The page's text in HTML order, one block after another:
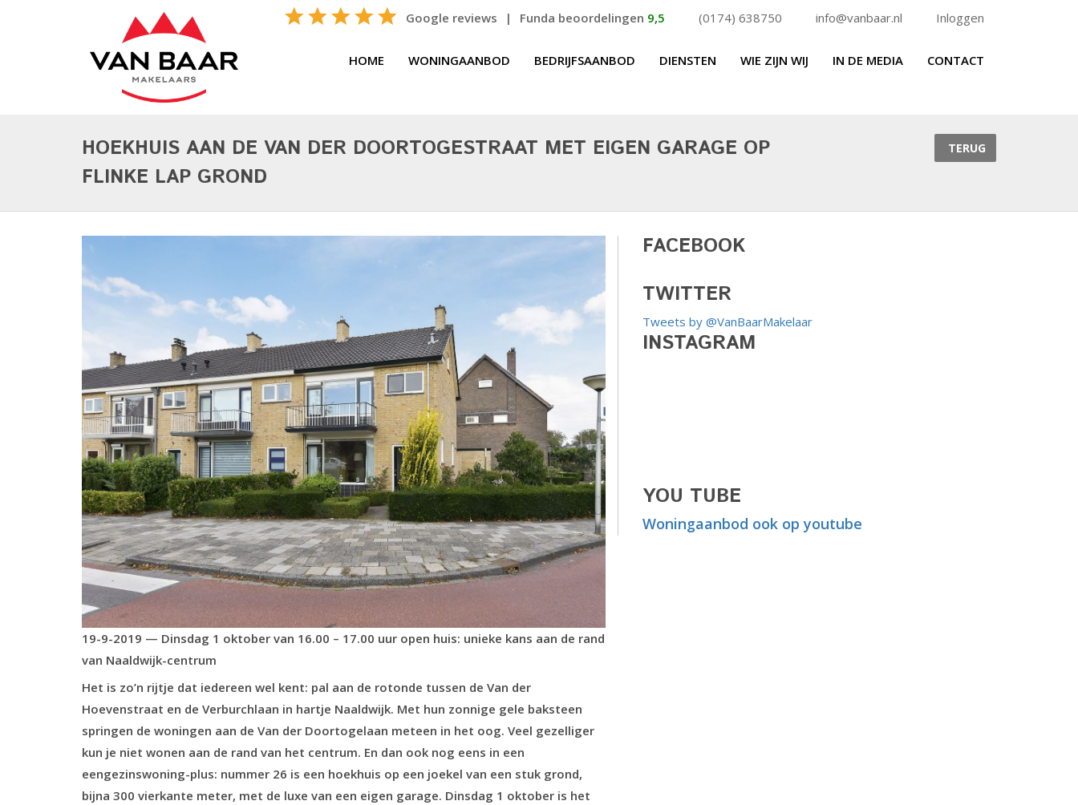
Google reviews | Funda beoordelingen 9,5 (0174) 638750 info@vanbaar.nl Inloggen
HOME WONINGAANBOD BEDRIJFSAANBOD DIENSTEN WIE ZIJN WIJ IN DE MEDIA CONTACT
HOEKHUIS AAN DE VAN DER DOORTOGESTRAAT MET EIGEN GARAGE OP
FLINKE LAP GROND
TERUG
Vergroten
19-9-2019 — Dinsdag 1 oktober van 16.00 – 17.00 uur open huis: unieke kans aan de rand
van Naaldwijk-centrum
Het is zo’n rijtje dat iedereen wel kent: pal aan de rotonde tussen de Van der
Hoevenstraat en de Verburchlaan in hartje Naaldwijk. Met hun zonnige gele baksteen
springen de woningen aan de Van der Doortogelaan meteen in het oog. Veel gezelliger
kun je niet wonen aan de rand van het centrum. En dan ook nog eens in een
eengezinswoning-plus: nummer 26 is een hoekhuis op een joekel van een stuk grond,
bijna 300 vierkante meter, met de luxe van een eigen garage. Dinsdag 1 oktober is het
FACEBOOK
TWITTER
Tweets by @VanBaarMakelaar
INSTAGRAM
YOU TUBE
Woningaanbod ook op youtube